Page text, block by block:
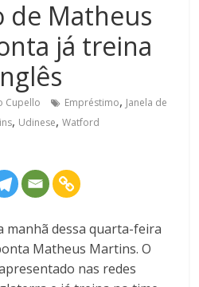
de Matheus
já treina
Cupello Empréstimo, Janela de
, Udinese,Watford
manhã dessa quarta-feira
Matheus Martins. O
nas redes